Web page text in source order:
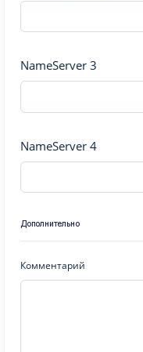
NameServer 3
NameServer 4
Дополнительно
Комментарий